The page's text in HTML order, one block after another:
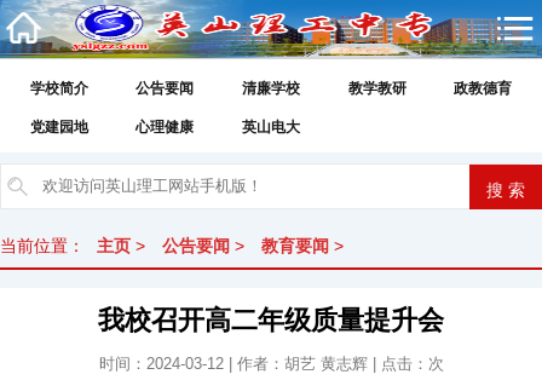
学校简介 公告要闻 清廉学校 教学教研 政教德育
党建园地 心理健康 英山电大
当前位置： 主页 > 公告要闻 > 教育要闻 >
我校召开高二年级质量提升会
时间：2024-03-12 | 作者：胡艺 黄志辉 | 点击： 次